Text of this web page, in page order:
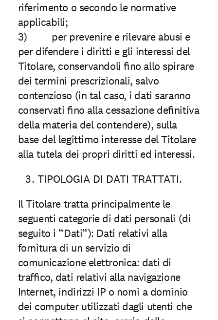
riferimento o secondo le normative
applicabili;
3) per prevenire e rilevare abusi e
per difendere i diritti e gli interessi del
Titolare, conservandoli ﬁno allo spirare
dei termini prescrizionali, salvo
contenzioso (in tal caso, i dati saranno
conservati ﬁno alla cessazione deﬁnitiva
della materia del contendere), sulla
base del legittimo interesse del Titolare
alla tutela dei propri diritti ed interessi.
TIPOLOGIA DI DATI TRATTATI.
Il Titolare tratta principalmente le
seguenti categorie di dati personali (di
seguito i “Dati”): Dati relativi alla
fornitura di un servizio di
comunicazione elettronica: dati di
trafﬁco, dati relativi alla navigazione
Internet, indirizzi IP o nomi a dominio
dei computer utilizzati dagli utenti che